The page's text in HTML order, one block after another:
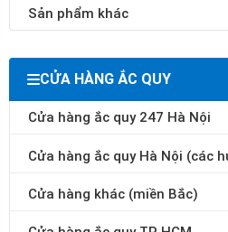
Sản phẩm khác
CỬA HÀNG ẮC QUY
Cửa hàng ắc quy 247 Hà Nội
Cửa hàng ắc quy Hà Nội (các
Cửa hàng khác (miền Bắc)